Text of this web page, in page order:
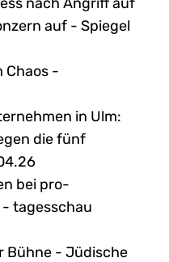
auf - Spiegel
Chaos -
in Ulm:
die fünf
bei pro-
tagesschau
Bühne - Jüdische